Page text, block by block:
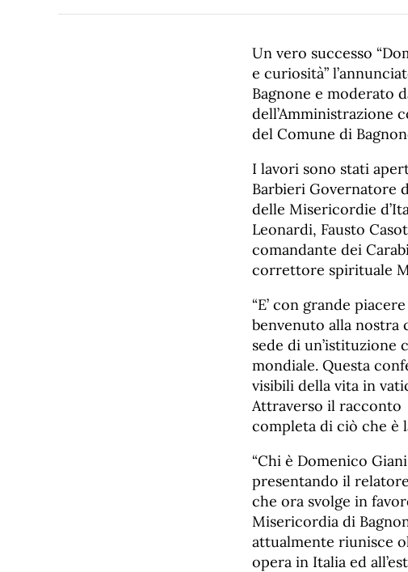
Un vero successo
e curiosità”
Bagnone e moderato
dell’Amministrazione
del Comune di
I lavori sono stati
Barbieri Governatore
delle Misericordie
Leonardi, Fausto
comandante dei
correttore spirituale
“E’ con grande
benvenuto alla nostra
sede di un’istituzione
mondiale. Questa
visibili della vita in
Attraverso il racconto
completa di ciò che è
“Chi è Domenico
presentando il
che ora svolge in
Misericordia di
attualmente riunisce
opera in Italia ed